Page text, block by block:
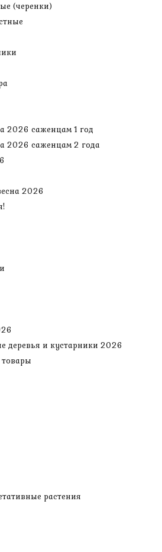
(черенки)
2026 саженцам 1 год
2026 саженцам 2 года
2026
деревья и кустарники 2026
растения